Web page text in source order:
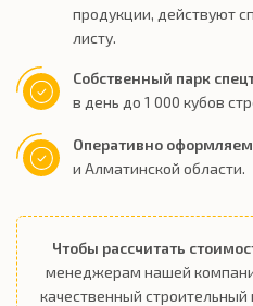
продукции, действуют
листу.
Собственный парк
в день до 1 000 кубов
Оперативно
и Алматинской области.
Чтобы рассчитать
менеджерам нашей
качественный